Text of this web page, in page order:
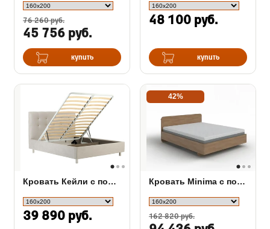
76 260 руб.
45 756 руб.
купить
48 100 руб.
купить
Кровать Кейли с подъемным механизмом
39 890 руб.
42%
Кровать Minima с полкой и подъемным механизмом
162 820 руб.